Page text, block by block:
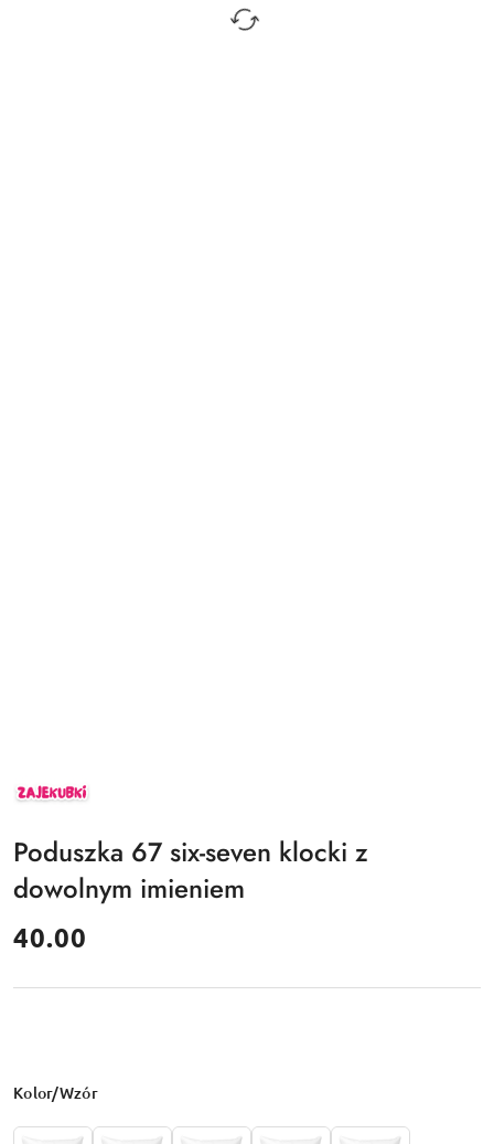
ZAJEKUBKI
Poduszka 67 six-seven klocki z
dowolnym imieniem
cena:
40.00
Wariant
Kolor/Wzór